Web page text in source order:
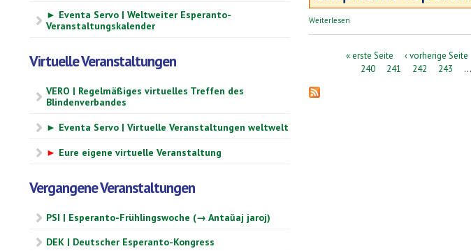
► Eventa Servo | Weltweiter Esperanto-
Veranstaltungskalender
Virtuelle Veranstaltungen
VERO | Regelmäßiges virtuelles Treffen des
Blindenverbandes
► Eventa Servo | Virtuelle Veranstaltungen weltwelt
► Eure eigene virtuelle Veranstaltung
Vergangene Veranstaltungen
PSI | Esperanto-Frühlingswoche (→ Antaŭaj jaroj)
DEK | Deutscher Esperanto-Kongress
Weiterlesen
Seiten« erste Seite ‹ vorherige Seite
240
241 242 243 …